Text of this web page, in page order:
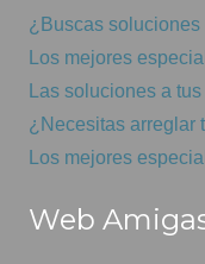
¿Buscas
Los mejores
Las soluciones a
¿Necesitas arreglar
Los mejores
Web